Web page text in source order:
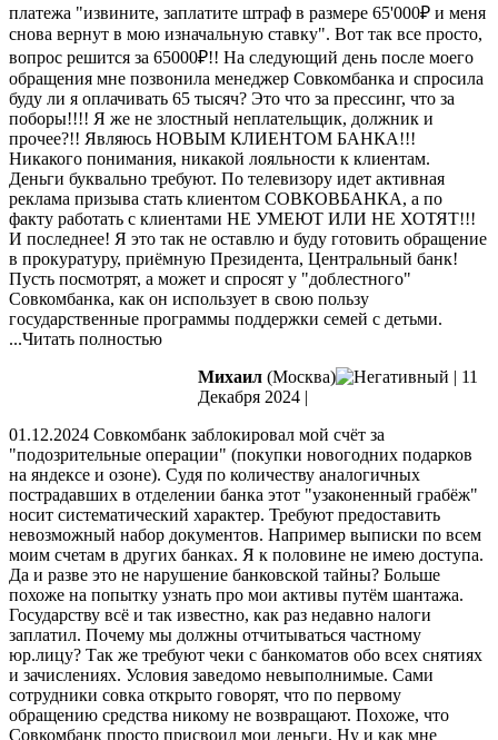
платежа "извините, заплатите штраф в размере 65'000₽ и меня
снова вернут в мою изначальную ставку". Вот так все просто,
вопрос решится за 65000₽!! На следующий день после моего
обращения мне позвонила менеджер Совкомбанка и спросила
буду ли я оплачивать 65 тысяч? Это что за прессинг, что за
поборы!!!! Я же не злостный неплательщик, должник и
прочее?!! Являюсь НОВЫМ КЛИЕНТОМ БАНКА!!!
Никакого понимания, никакой лояльности к клиентам.
Деньги буквально требуют. По телевизору идет активная
реклама призыва стать клиентом СОВКОВБАНКА, а по
факту работать с клиентами НЕ УМЕЮТ ИЛИ НЕ ХОТЯТ!!!
И последнее! Я это так не оставлю и буду готовить обращение
в прокуратуру, приёмную Президента, Центральный банк!
Пусть посмотрят, а может и спросят у "доблестного"
Совкомбанка, как он использует в свою пользу
государственные программы поддержки семей с детьми.
...Читать полностью
Михаил (Москва) | 11
Декабря 2024 |
​01.12.2024 Совкомбанк заблокировал мой счёт за
"подозрительные операции" (покупки новогодних подарков
на яндексе и озоне). Судя по количеству аналогичных
пострадавших в отделении банка этот "узаконенный грабёж"
носит систематический характер. Требуют предоставить
невозможный набор документов. Например выписки по всем
моим счетам в других банках. Я к половине не имею доступа.
Да и разве это не нарушение банковской тайны? Больше
похоже на попытку узнать про мои активы путём шантажа.
Государству всё и так известно, как раз недавно налоги
заплатил. Почему мы должны отчитываться частному
юр.лицу? Так же требуют чеки с банкоматов обо всех снятиях
и зачислениях. Условия заведомо невыполнимые. Сами
сотрудники совка открыто говорят, что по первому
обращению средства никому не возвращают. Похоже, что
Совкомбанк просто присвоил мои деньги. Ну и как мне